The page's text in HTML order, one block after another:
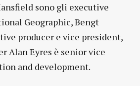
sono gli executive
Geographic, Bengt
producer e vice president,
Alan Eyres è senior vice
and development.